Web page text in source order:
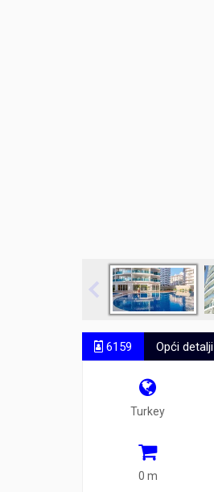
6159 Opći detalji
Turkey
0 m